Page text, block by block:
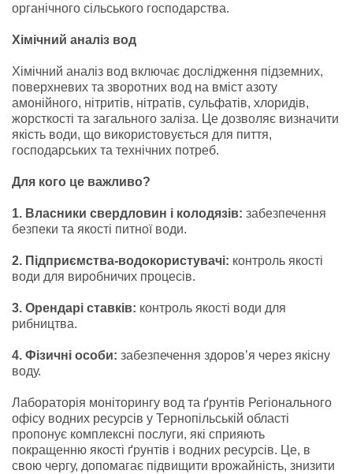
органічного сільського господарства.
Хімічний аналіз вод
Хімічний аналіз вод включає дослідження підземних,
поверхневих та зворотних вод на вміст азоту
амонійного, нітритів, нітратів, сульфатів, хлоридів,
жорсткості та загального заліза. Це дозволяє визначити
якість води, що використовується для пиття,
господарських та технічних потреб.
Для кого це важливо?
1. Власники свердловин і колодязів: забезпечення
безпеки та якості питної води.
2. Підприємства-водокористувачі: контроль якості
води для виробничих процесів.
3. Орендарі ставків: контроль якості води для
рибництва.
4. Фізичні особи: забезпечення здоров’я через якісну
воду.
Лабораторія моніторингу вод та ґрунтів Регіонального
офісу водних ресурсів у Тернопільській області
пропонує комплексні послуги, які сприяють
покращенню якості ґрунтів і водних ресурсів. Це, в
свою чергу, допомагає підвищити врожайність, знизити